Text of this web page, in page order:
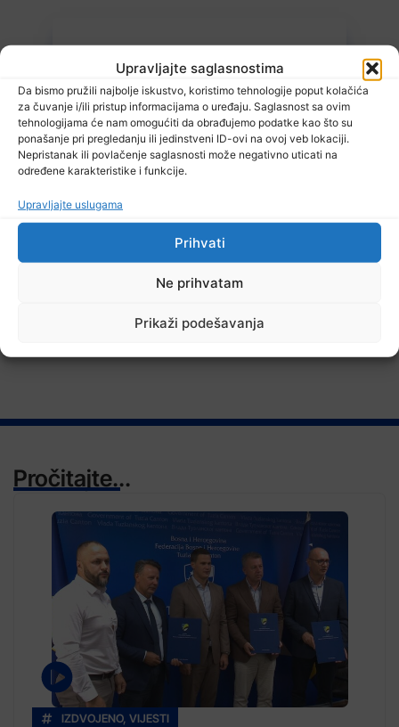
Upravljajte saglasnostima
Da bismo pružili najbolje iskustvo, koristimo tehnologije poput kolačića
za čuvanje i/ili pristup informacijama o uređaju. Saglasnost sa ovim
tehnologijama će nam omogućiti da obrađujemo podatke kao što su
ponašanje pri pregledanju ili jedinstveni ID-ovi na ovoj veb lokaciji.
Nepristanak ili povlačenje saglasnosti može negativno uticati na
određene karakteristike i funkcije.
Upravljajte uslugama
Prihvati
Ne prihvatam
Prikaži podešavanja
6 Augusta, 2026
EUFOR izveo vježbu nedaleko od Foče, uoči vježbe ‘Brzi odgovor
TV RASPORED
Pročitajte...
IZDVOJENO, VIJESTI